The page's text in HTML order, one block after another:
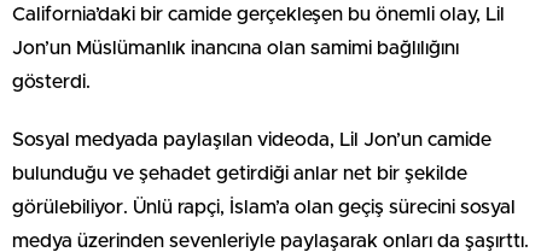
California’daki bir camide gerçekleşen bu önemli olay, Lil
Jon’un Müslümanlık inancına olan samimi bağlılığını
gösterdi.
Sosyal medyada paylaşılan videoda, Lil Jon’un camide
bulunduğu ve şehadet getirdiği anlar net bir şekilde
görülebiliyor. Ünlü rapçi, İslam’a olan geçiş sürecini sosyal
medya üzerinden sevenleriyle paylaşarak onları da şaşırttı.